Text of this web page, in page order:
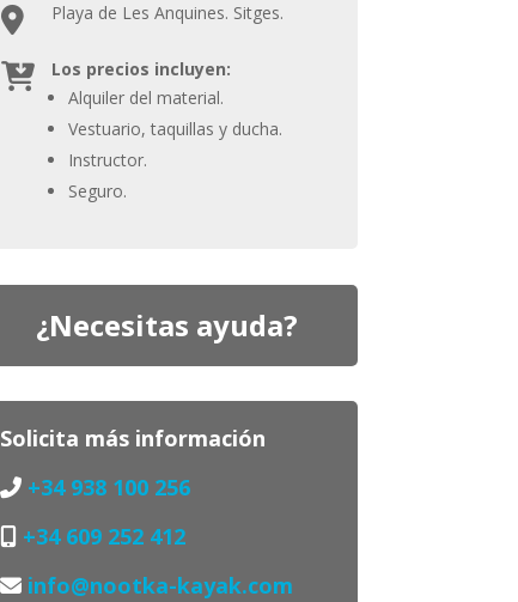
Playa de Les Anquines. Sitges.
Los precios incluyen:
Alquiler del material.
Vestuario, taquillas y ducha.
Instructor.
Seguro.
¿Necesitas ayuda?
Solicita más información
+34 938 100 256
+34 609 252 412
info@nootka-kayak.com